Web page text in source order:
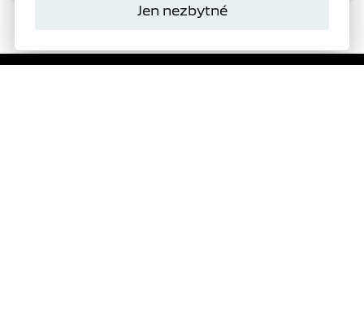
Jen nezbytné